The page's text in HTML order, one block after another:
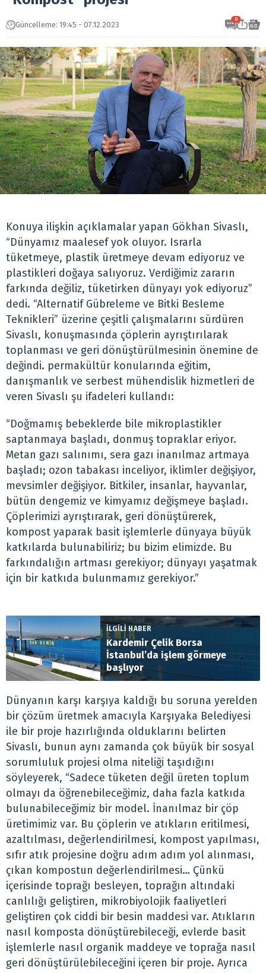
Güncelleme: 19:45 - 07.12.2023
0
Konuya ilişkin açıklamalar yapan Gökhan Sivaslı,
“Dünyamız maalesef yok oluyor. Israrla
tüketmeye, plastik üretmeye devam ediyoruz ve
plastikleri doğaya salıyoruz. Verdiğimiz zararın
farkında değiliz, tüketirken dünyayı yok ediyoruz”
dedi. “Alternatif Gübreleme ve Bitki Besleme
Teknikleri” üzerine çeşitli çalışmalarını sürdüren
Sivaslı, konuşmasında çöplerin ayrıştırılarak
toplanması ve geri dönüştürülmesinin önemine de
değindi. permakültür konularında eğitim,
danışmanlık ve serbest mühendislik hizmetleri de
veren Sivaslı şu ifadeleri kullandı:
“Doğmamış bebeklerde bile mikroplastikler
saptanmaya başladı, donmuş topraklar eriyor.
Metan gazı salınımı, sera gazı inanılmaz artmaya
başladı; ozon tabakası inceliyor, iklimler değişiyor,
mevsimler değişiyor. Bitkiler, insanlar, hayvanlar,
bütün dengemiz ve kimyamız değişmeye başladı.
Çöplerimizi ayrıştırarak, geri dönüştürerek,
kompost yaparak basit işlemlerle dünyaya büyük
katkılarda bulunabiliriz; bu bizim elimizde. Bu
farkındalığın artması gerekiyor; dünyayı yaşatmak
için bir katkıda bulunmamız gerekiyor.”
İLGİLİ HABER
Kardemir Çelik Borsa
İstanbul’da işlem görmeye
başlıyor
Dünyanın karşı karşıya kaldığı bu soruna yerelden
bir çözüm üretmek amacıyla Karşıyaka Belediyesi
ile bir proje hazırlığında olduklarını belirten
Sivaslı, bunun aynı zamanda çok büyük bir sosyal
sorumluluk projesi olma niteliği taşıdığını
söyleyerek, “Sadece tüketen değil üreten toplum
olmayı da öğrenebileceğimiz, daha fazla katkıda
bulunabileceğimiz bir model. İnanılmaz bir çöp
üretimimiz var. Bu çöplerin ve atıkların eritilmesi,
azaltılması, değerlendirilmesi, kompost yapılması,
sıfır atık projesine doğru adım adım yol alınması,
çıkan kompostun değerlendirilmesi… Çünkü
içerisinde toprağı besleyen, toprağın altındaki
canlılığı geliştiren, mikrobiyolojik faaliyetleri
geliştiren çok ciddi bir besin maddesi var. Atıkların
nasıl komposta dönüştürebileceği, evlerde basit
işlemlerle nasıl organik maddeye ve toprağa nasıl
geri dönüştürülebileceğini içeren bir proje. Ayrıca